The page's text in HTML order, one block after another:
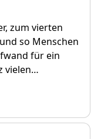
zum vierten
so Menschen
für ein
vielen…